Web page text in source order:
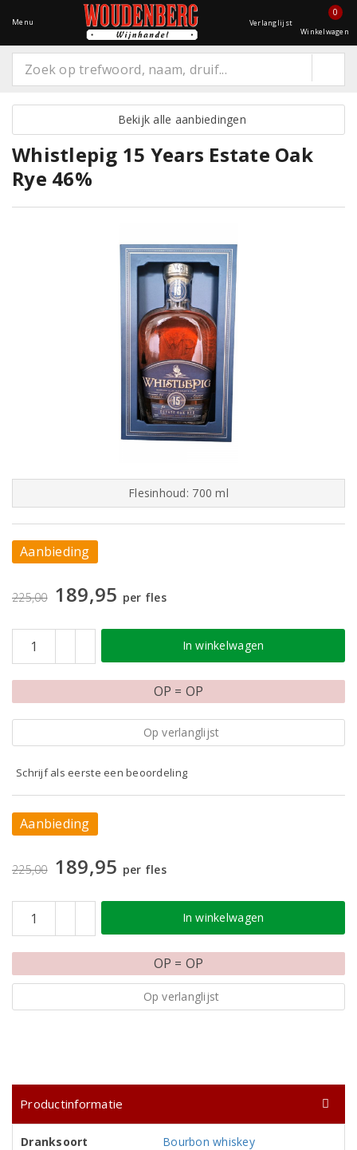
Menu Verlanglijst
0
Winkelwagen
Bekijk alle aanbiedingen
Whistlepig 15 Years Estate Oak
Rye 46%
Flesinhoud: 700 ml
Aanbieding
225,00 189,95 per fles
In winkelwagen
OP = OP
Op verlanglijst
Schrijf als eerste een beoordeling
Aanbieding
225,00 189,95 per fles
In winkelwagen
OP = OP
Op verlanglijst
Productinformatie
Dranksoort
Bourbon whiskey